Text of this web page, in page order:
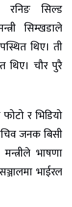
रनिङ सिल्ड
सिम्खडाले
थिए। ती
थिए। चौर पुरै
र भिडियो
जनक बिसी
भाषणा
भाईरल